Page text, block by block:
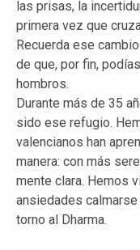
las prisas, la
primera vez que
Recuerda ese
de que, por fin,
hombros.
Durante más de 35
sido ese refugio.
valencianos han
manera: con más
mente clara. Hemos
ansiedades
torno al Dharma.